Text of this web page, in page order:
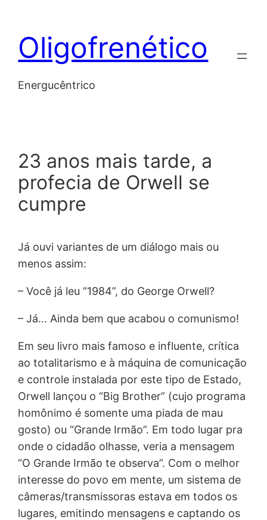
content
Oligofrenético
Energucêntrico
23 anos mais tarde, a
profecia de Orwell se
cumpre
Já ouvi variantes de um diálogo mais ou
menos assim:
– Você já leu “1984”, do George Orwell?
– Já… Ainda bem que acabou o comunismo!
Em seu livro mais famoso e influente, crítica
ao totalitarismo e à máquina de comunicação
e controle instalada por este tipo de Estado,
Orwell lançou o “Big Brother” (cujo programa
homônimo é somente uma piada de mau
gosto) ou “Grande Irmão”. Em todo lugar pra
onde o cidadão olhasse, veria a mensagem
“O Grande Irmão te observa”. Com o melhor
interesse do povo em mente, um sistema de
câmeras/transmissoras estava em todos os
lugares, emitindo mensagens e captando os